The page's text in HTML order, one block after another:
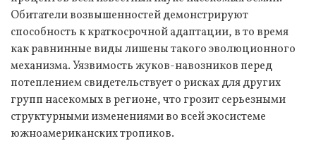
Обитатели возвышенностей демонстрируют
способность к краткосрочной адаптации, в то время
как равнинные виды лишены такого эволюционного
механизма. Уязвимость жуков-навозников перед
потеплением свидетельствует о рисках для других
групп насекомых в регионе, что грозит серьезными
структурными изменениями во всей экосистеме
южноамериканских тропиков.